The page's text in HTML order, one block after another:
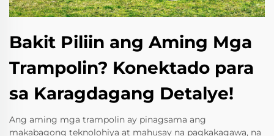
Bakit Piliin ang Aming Mga
Trampolin? Konektado para
sa Karagdagang Detalye!
Ang aming mga trampolin ay pinagsama ang
makabagong teknolohiya at mahusay na pagkakagawa, na